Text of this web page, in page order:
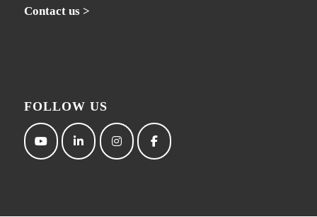
Contact us >
FOLLOW US